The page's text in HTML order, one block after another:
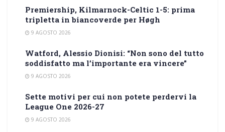
Premiership, Kilmarnock-Celtic 1-5: prima
tripletta in biancoverde per Høgh
9 AGOSTO 2026
Watford, Alessio Dionisi: “Non sono del tutto
soddisfatto ma l’importante era vincere”
9 AGOSTO 2026
Sette motivi per cui non potete perdervi la
League One 2026-27
9 AGOSTO 2026